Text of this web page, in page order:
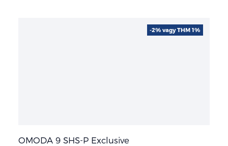
OMODA 9 SHS-P Exclusive
-2% vagy THM 1%